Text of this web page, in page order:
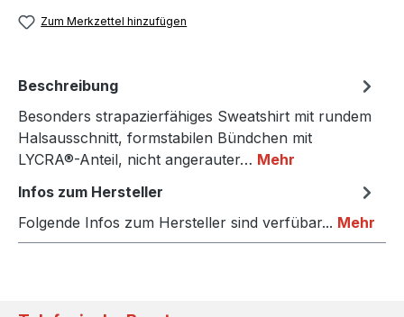
Zum Merkzettel hinzufügen
Beschreibung
Besonders strapazierfähiges Sweatshirt mit rundem
Halsausschnitt, formstabilen Bündchen mit
LYCRA®-Anteil, nicht angerauter… Mehr
Infos zum Hersteller
Folgende Infos zum Hersteller sind verfübar... Mehr